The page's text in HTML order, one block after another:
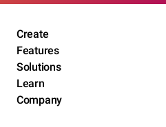
Create
Features
Solutions
Learn
Company